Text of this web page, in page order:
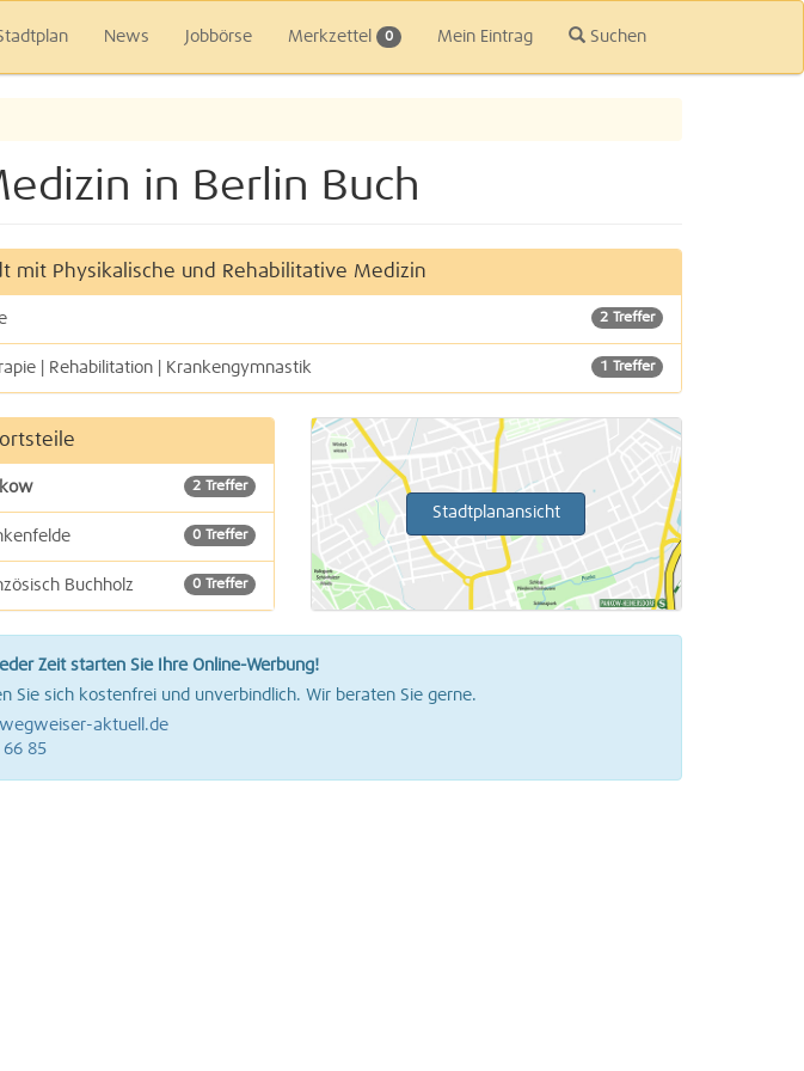
News Jobbörse Merkzettel 0 Mein Eintrag Suchen
in Berlin Buch
mit Physikalische und Rehabilitative Medizin
2 Treffer
1 Treffer
| Rehabilitation | Krankengymnastik
2 Treffer
0 Treffer
0 Treffer
Buchholz
0 Treffer
Stadtplanansicht
Zeit starten Sie Ihre Online-Werbung!
Sie sich kostenfrei und unverbindlich. Wir beraten Sie gerne.
aktuell.de
85